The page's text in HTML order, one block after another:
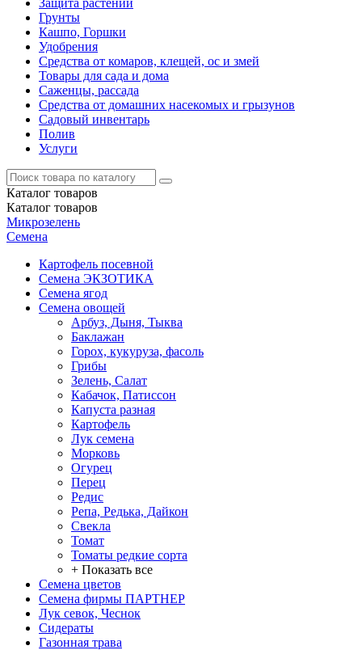
Грунты
Кашпо, Горшки
Удобрения
Средства от комаров, клещей, ос и змей
Товары для сада и дома
Саженцы, рассада
Средства от домашних насекомых и грызунов
Садовый инвентарь
Полив
Услуги
Каталог товаров
Каталог товаров
Микрозелень
Семена
Картофель посевной
Семена ЭКЗОТИКА
Семена ягод
Семена овощей
Арбуз, Дыня, Тыква
Баклажан
Горох, кукуруза, фасоль
Грибы
Зелень, Салат
Кабачок, Патиссон
Капуста разная
Картофель
Лук семена
Морковь
Огурец
Перец
Редис
Репа, Редька, Дайкон
Свекла
Томат
Томаты редкие сорта
+ Показать все
Семена цветов
Семена фирмы ПАРТНЕР
Лук севок, Чеснок
Сидераты
Газонная трава